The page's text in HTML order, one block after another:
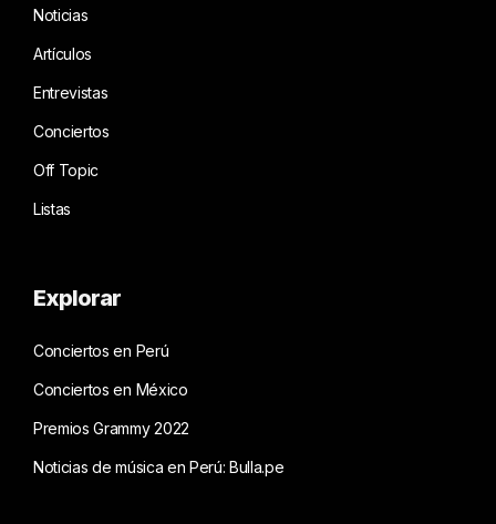
Noticias
Artículos
Entrevistas
Conciertos
Off Topic
Listas
Explorar
Conciertos en Perú
Conciertos en México
Premios Grammy 2022
Noticias de música en Perú: Bulla.pe